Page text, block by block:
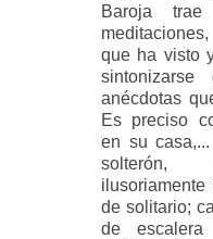
Baroja
que ha visto
anécdotas
Es preciso
en su
solterón,
de solitario;
de